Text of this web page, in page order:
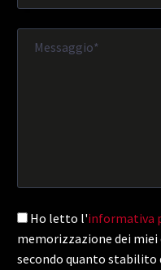
Ho letto l'informativa
memorizzazione dei
secondo quanto